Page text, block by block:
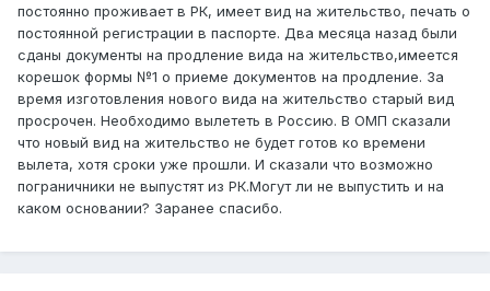
постоянно проживает в РК, имеет вид на жительство, печать о
постоянной регистрации в паспорте. Два месяца назад были
сданы документы на продление вида на жительство,имеется
корешок формы №1 о приеме документов на продление. За
время изготовления нового вида на жительство старый вид
просрочен. Необходимо вылететь в Россию. В ОМП сказали
что новый вид на жительство не будет готов ко времени
вылета, хотя сроки уже прошли. И сказали что возможно
пограничники не выпустят из РК.Могут ли не выпустить и на
каком основании? Заранее спасибо.